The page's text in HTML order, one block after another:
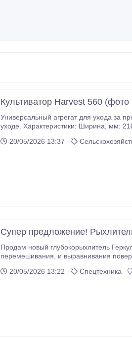
Культиватор Harvest 560 (фото
Универсальный агрегат для ухода за пропашными культурами, имеет высокую
уходе. Характеристики: Ширина, мм: 2100 Высота, мм: 1700 Длина, мм: 6500 Мощность трактора (не менее) л.с: 80 Тип:
20/05/2026 13:37
Супер предложение!
Продам новый глубокорыхлитель Геркулес 2, 2, агрегат полностью новый, не был в эксплуатации,
перемешивания, и выравнивания поверхности почв разного состава, а так же подрезания сорняков. Ширина захвата 2, 2 метра,
20/05/2026 13:22
Спецтехника